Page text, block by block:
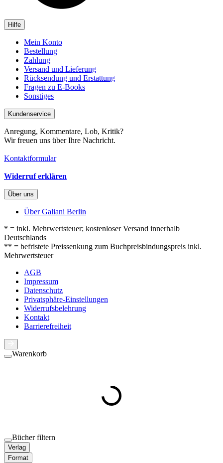
Hilfe
Mein Konto
Bestellung
Zahlung
Versand und Lieferung
Rücksendung und Erstattung
Fragen zu E-Books
Sonstiges
Kundenservice
Anregung, Kommentare, Lob, Kritik?
Wir freuen uns über Ihre Nachricht.
Kontaktformular
Widerruf erklären
Über uns
Über Galiani Berlin
* = inkl. Mehrwertsteuer; kostenloser Versand innerhalb
Deutschlands
** = befristete Preissenkung zum Buchpreisbindungspreis inkl.
Mehrwertsteuer
AGB
Impressum
Datenschutz
Privatsphäre-Einstellungen
Widerrufsbelehrung
Kontakt
Barrierefreiheit
Warenkorb
Bücher filtern
Verlag
Format